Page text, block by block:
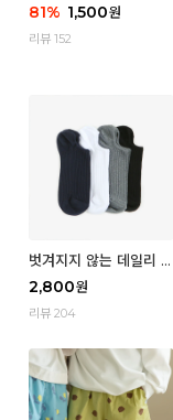
81% 1,500원
리뷰 152
벗겨지지 않는 데일리 페
이크 삭스 (맨)
2,800원
리뷰 204